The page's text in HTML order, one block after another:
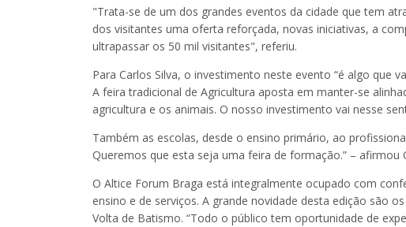
"Trata-se de um dos grandes eventos da cidade que tem
dos visitantes uma oferta reforçada, novas iniciativas, a
ultrapassar os 50 mil visitantes", referiu.
Para Carlos Silva, o investimento neste evento “é algo que
A feira tradicional de Agricultura aposta em manter-se
agricultura e os animais. O nosso investimento vai nesse
Também as escolas, desde o ensino primário, ao
Queremos que esta seja uma feira de formação.” – afirmou
O Altice Forum Braga está integralmente ocupado com
ensino e de serviços. A grande novidade desta edição são
Volta de Batismo. “Todo o público tem oportunidade de